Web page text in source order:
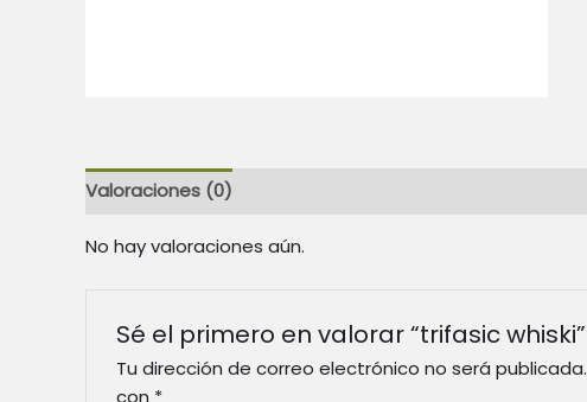
Valoraciones (0)
No hay valoraciones aún.
Sé el primero en valorar “trifasic whiski”
Tu dirección de correo electrónico no será publicada.
con *